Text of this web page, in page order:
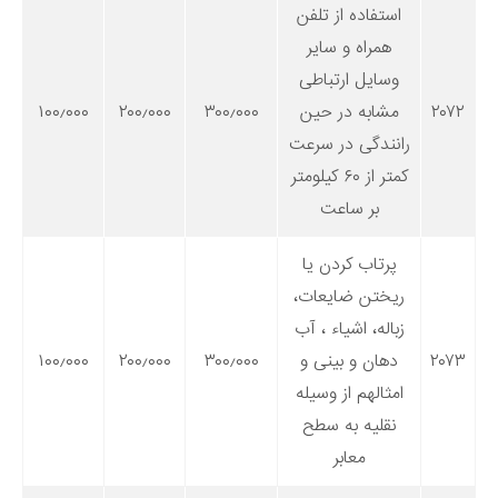
۲۰۷۲
استفاده از تلفن
همراه و سایر
وسایل ارتباطی
مشابه در حین
رانندگی در سرعت
کمتر از ۶۰ کیلومتر
بر ساعت
۳۰۰٫۰۰۰ ۲۰۰٫۰۰۰ ۱۰۰٫۰۰۰
۲۰۷۳
پرتاب کردن یا
ریختن ضایعات،
زباله، اشیاء ، آب
دهان و بینی و
امثالهم از وسیله
نقلیه به سطح
معابر
۳۰۰٫۰۰۰ ۲۰۰٫۰۰۰ ۱۰۰٫۰۰۰